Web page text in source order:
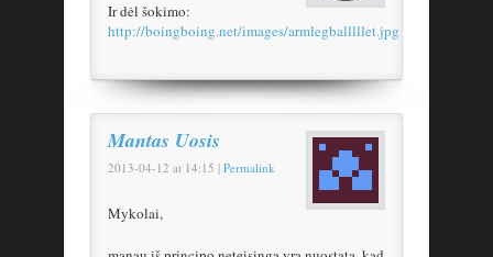
Ir dėl šokimo:
http://boingboing.net/images/armlegballlllet.jpg
Mantas Uosis
2013-04-12 at 14:15 | Permalink
Mykolai,